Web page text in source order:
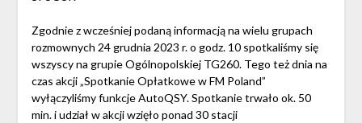
Zgodnie z wcześniej podaną informacją na wielu grupach
rozmownych 24 grudnia 2023 r. o godz. 10 spotkaliśmy się
wszyscy na grupie Ogólnopolskiej TG260. Tego też dnia na
czas akcji „Spotkanie Opłatkowe w FM Poland”
wyłączyliśmy funkcje AutoQSY. Spotkanie trwało ok. 50
min. i udział w akcji wzięło ponad 30 stacji